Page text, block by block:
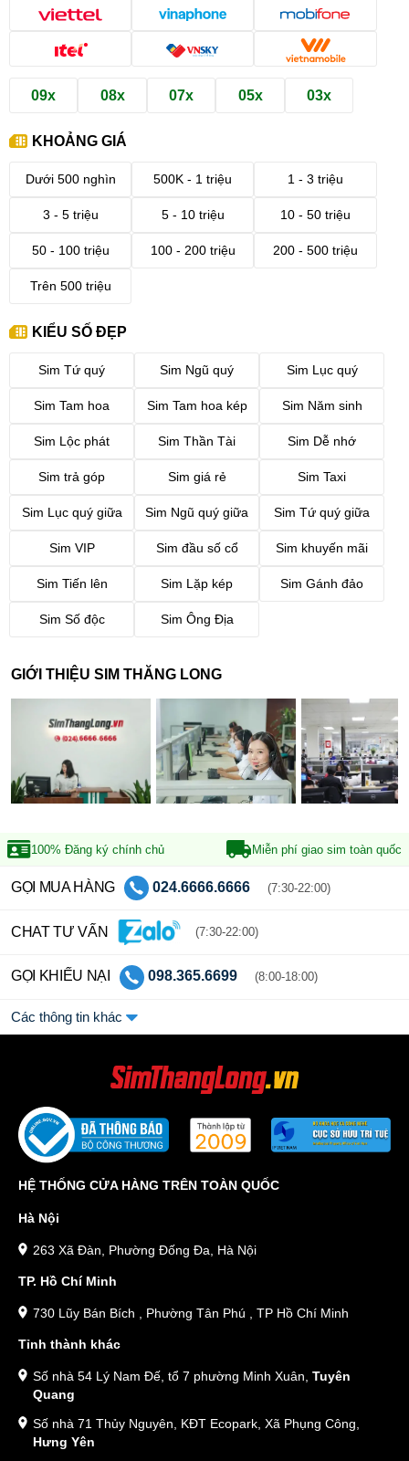
09x 08x 07x 05x 03x
KHOẢNG GIÁ
Dưới 500 nghìn 500K - 1 triệu 1 - 3 triệu
3 - 5 triệu 5 - 10 triệu 10 - 50 triệu
50 - 100 triệu 100 - 200 triệu 200 - 500 triệu
Trên 500 triệu
KIỂU SỐ ĐẸP
Sim Tứ quý Sim Ngũ quý Sim Lục quý
Sim Tam hoa Sim Tam hoa kép Sim Năm sinh
Sim Lộc phát Sim Thần Tài Sim Dễ nhớ
Sim trả góp Sim giá rẻ Sim Taxi
Sim Lục quý giữa Sim Ngũ quý giữa Sim Tứ quý giữa
Sim VIP Sim đầu số cổ Sim khuyến mãi
Sim Tiến lên Sim Lặp kép Sim Gánh đảo
Sim Số độc Sim Ông Địa
GIỚI THIỆU SIM THĂNG LONG
100% Đăng ký chính chủ Miễn phí giao sim toàn quốc
GỌI MUA HÀNG 024.6666.6666 (7:30-22:00)
CHAT TƯ VẤN (7:30-22:00)
GỌI KHIẾU NẠI 098.365.6699 (8:00-18:00)
Các thông tin khác
HỆ THỐNG CỬA HÀNG TRÊN TOÀN QUỐC
Hà Nội
263 Xã Đàn, Phường Đống Đa, Hà Nội
TP. Hồ Chí Minh
730 Lũy Bán Bích , Phường Tân Phú , TP Hồ Chí Minh
Tỉnh thành khác
Số nhà 54 Lý Nam Đế, tổ 7 phường Minh Xuân, Tuyên
Quang
Số nhà 71 Thủy Nguyên, KĐT Ecopark, Xã Phụng Công,
Hưng Yên